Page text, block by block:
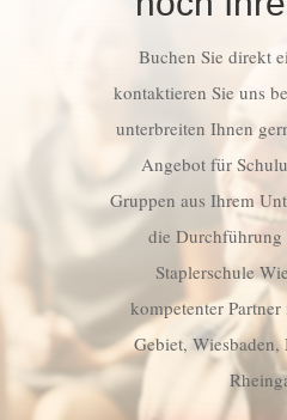
Buchen Sie direkt
kontaktieren Sie uns
unterbreiten Ihnen
Angebot für
Gruppen aus Ihrem
die Durchführung
Staplerschule
kompetenter
Gebiet,